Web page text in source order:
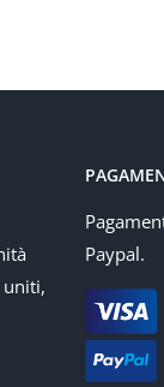
uniti,
Paypal.